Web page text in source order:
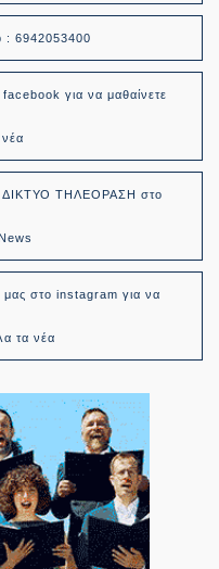
: 6942053400
για να μαθαίνετε
ΔΙΚΤΥΟ ΤΗΛΕΟΡΑΣΗ στο
στο instagram για να
τα νέα